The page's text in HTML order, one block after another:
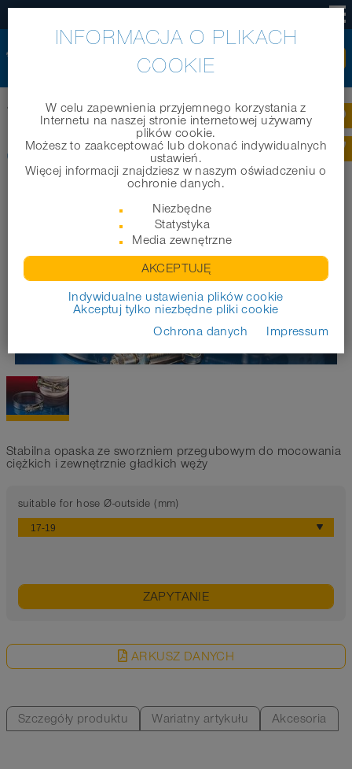
Home | Produkty | Węże techniczne | CLAMP 211
CLAMP 211
Stabilna opaska ze sworzniem przegubowym do mocowania
ciężkich i zewnętrznie gładkich węży
suitable for hose Ø-outside (mm)
ZAPYTANIE
ARKUSZ DANYCH
Szczegóły produktu Wariatny artykułu Akcesoria
INFORMACJA O PLIKACH
COOKIE
W celu zapewnienia przyjemnego korzystania z
Internetu na naszej stronie internetowej używamy
plików cookie.
Możesz to zaakceptować lub dokonać indywidualnych
ustawień.
Więcej informacji znajdziesz w naszym oświadczeniu o
ochronie danych.
Niezbędne
Statystyka
Media zewnętrzne
AKCEPTUJĘ
Indywidualne ustawienia plików cookie
Akceptuj tylko niezbędne pliki cookie
Ochrona danych
Impressum